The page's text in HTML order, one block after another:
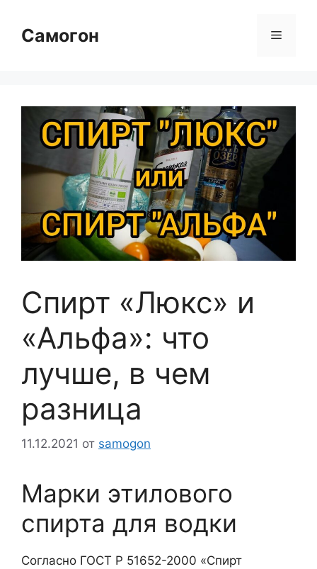
содержимому
Самогон Меню
Спирт «Люкс» и
«Альфа»: что
лучше, в чем
разница
11.12.2021 от samogon
Марки этилового
спирта для водки
Согласно ГОСТ Р 51652-2000 «Спирт